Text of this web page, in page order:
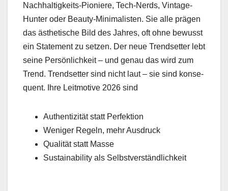
Nach­haltigkeits-Pio­niere, Tech-Nerds, Vin­tage-
Hunter oder Beau­ty-Min­i­mal­is­ten. Sie alle prä­gen
das ästhetis­che Bild des Jahres, oft ohne bewusst
ein State­ment zu set­zen. Der neue Trend­set­ter lebt
seine Per­sön­lichkeit – und genau das wird zum
Trend. Trend­set­ter sind nicht laut – sie sind kon­se­
quent. Ihre Leit­mo­tive 2026 sind
Authen­tiz­ität statt Per­fek­tion
Weniger Regeln, mehr Aus­druck
Qual­ität statt Masse
Sus­tain­abil­i­ty als Selb­stver­ständlichkeit